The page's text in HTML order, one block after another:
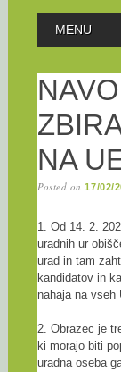
MAIN
MENU
NA
Posted on17/02/
1. Od 14. 2.
uradnih ur
urad in tam
kandidatov in
nahaja na vseh
2. Obrazec je
ki morajo biti
uradna oseba